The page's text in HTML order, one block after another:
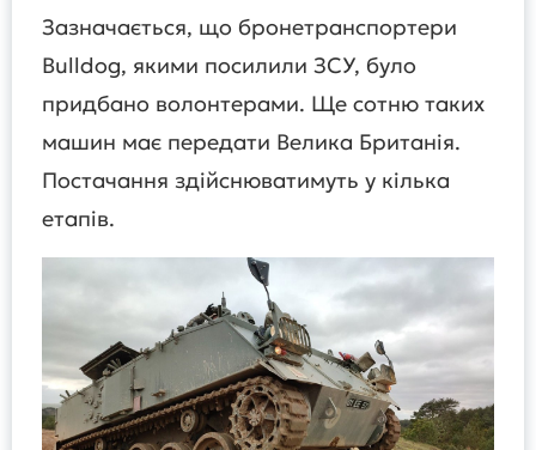
Зазначається, що бронетранспортери
Bulldog, якими посилили ЗСУ, було
придбано волонтерами. Ще сотню таких
машин має передати Велика Британія.
Постачання здійснюватимуть у кілька
етапів.